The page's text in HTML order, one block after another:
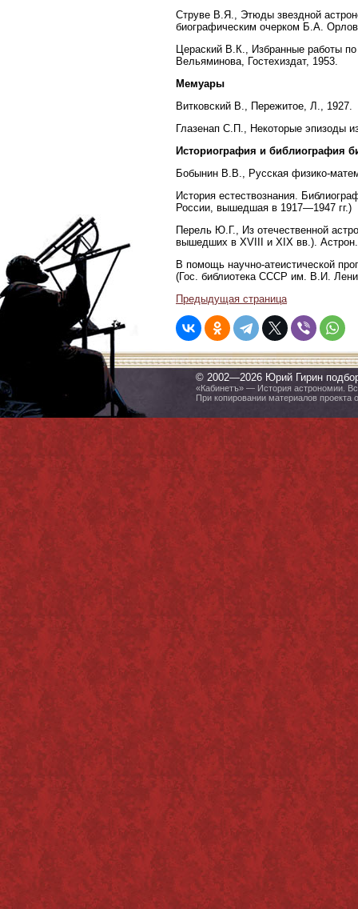
Струве В.Я., Этюды звездной
биографическим очерком Б.А.
Цераский В.К., Избранные работы
Вельяминова, Гостехиздат, 1953.
Мемуары
Витковский В., Пережитое, Л., 1927.
Глазенап С.П., Некоторые эпизоды
Историография и библиография
Бобынин В.В., Русская физико-
История естествознания.
России, вышедшая в 1917—1947 гг.)
Перель Ю.Г., Из отечественной
вышедших в XVIII и XIX вв.).
В помощь научно-атеистической
(Гос. библиотека СССР им. В.И.
Предыдущая страница
© 2002—2026 Юрий Гирин
«Кабинетъ» — История астрономии.
При копировании материалов проекта